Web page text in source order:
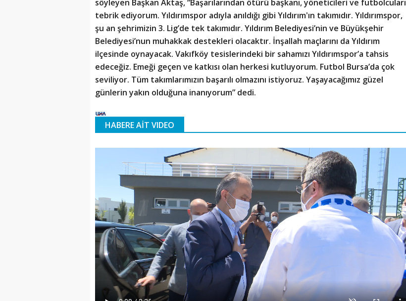
söyleyen Başkan Aktaş, “Başarılarından ötürü başkanı, yöneticileri ve futbolcuları
tebrik ediyorum. Yıldırımspor adıyla anıldığı gibi Yıldırım'ın takımıdır. Yıldırımspor,
şu an şehrimizin 3. Lig’de tek takımıdır. Yıldırım Belediyesi’nin ve Büyükşehir
Belediyesi’nun muhakkak destekleri olacaktır. İnşallah maçlarını da Yıldırım
ilçesinde oynayacak. Vakıfköy tesislerindeki bir sahamızı Yıldırımspor’a tahsis
edeceğiz. Emeği geçen ve katkısı olan herkesi kutluyorum. Futbol Bursa’da çok
seviliyor. Tüm takımlarımızın başarılı olmazını istiyoruz. Yaşayacağımız güzel
günlerin yakın olduğuna inanıyorum” dedi.
HABERE AİT VIDEO